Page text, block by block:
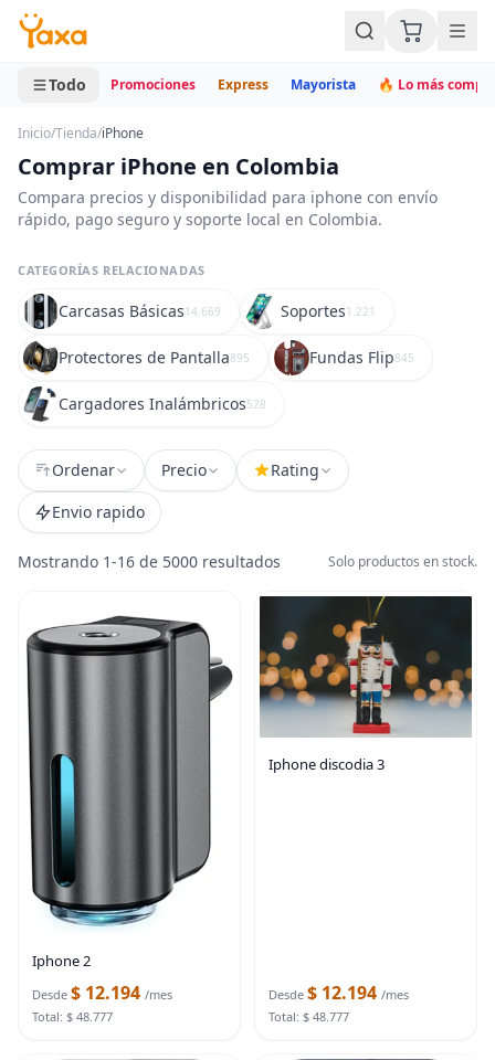
MINI CARRITO
0 productos
Todo Promociones Express Mayorista 🔥 Lo más
Inicio/Tienda/iPhone
Comprar iPhone en Colombia
Compara precios y disponibilidad para iphone con envío
rápido, pago seguro y soporte local en Colombia.
CATEGORÍAS RELACIONADAS
Carcasas Básicas14.669 Soportes1.221
Protectores de Pantalla895 Fundas Flip845
Cargadores Inalámbricos528
Ordenar Precio
Rating
Envio rapido
Mostrando 1-16 de 5000 resultados Solo productos en stock.
Iphone 2
Desde $ 12.194 /mes
Total: $ 48.777
Iphone discodia 3
Desde $ 12.194 /mes
Total: $ 48.777